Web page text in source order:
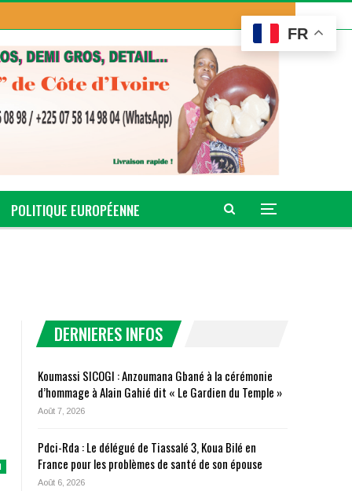
POLITIQUE EUROPÉENNE
DERNIERES INFOS
Koumassi SICOGI : Anzoumana Gbané à la cérémonie
d’hommage à Alain Gahié dit « Le Gardien du Temple »
Août 7, 2026
Pdci-Rda : Le délégué de Tiassalé 3, Koua Bilé en
France pour les problèmes de santé de son épouse
Août 6, 2026
FR